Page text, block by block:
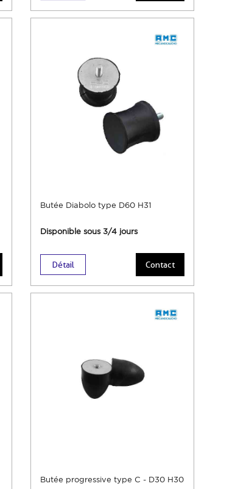
Butée Diabolo type D60 H31
Disponible sous 3/4 jours
Détail Contact
Butée progressive type C - D30 H30